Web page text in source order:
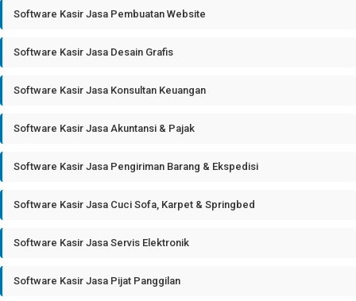
Software Kasir Jasa Pembuatan Website
Software Kasir Jasa Desain Grafis
Software Kasir Jasa Konsultan Keuangan
Software Kasir Jasa Akuntansi & Pajak
Software Kasir Jasa Pengiriman Barang & Ekspedisi
Software Kasir Jasa Cuci Sofa, Karpet & Springbed
Software Kasir Jasa Servis Elektronik
Software Kasir Jasa Pijat Panggilan